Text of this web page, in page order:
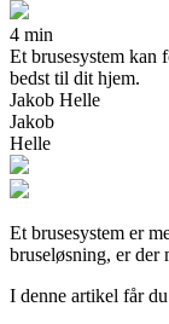
4 min
Et brusesystem
bedst til dit hjem.
Jakob Helle
Jakob
Helle
Et brusesystem er
bruseløsning, er der
I denne artikel får